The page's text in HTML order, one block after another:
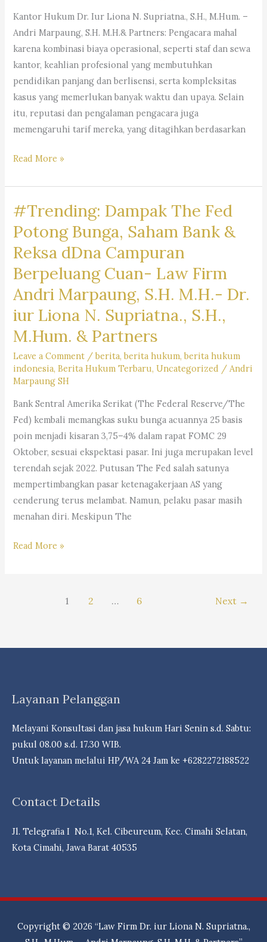
#saranjasahukum,
#mencaripengacara,
#lagibutuhjasapengacara,
Kantor Hukum Dr. Iur Liona N. Supriatna., S.H., M.Hum. –
Andri Marpaung, S.H. M.H.& Partners: Pengacara mahal
karena kombinasi biaya operasional, seperti staf dan sewa
kantor, keahlian profesional yang membutuhkan
pendidikan panjang dan berlisensi, serta kompleksitas
kasus yang memerlukan banyak waktu dan upaya. Selain
itu, reputasi dan pengalaman pengacara juga
memengaruhi tarif mereka, yang ditagihkan berdasarkan
Mengapa
Pengacara
Mahal
Kantor
Hukum
Dr.
Iur
Liona
N.
Supriatna.,
S.H.,
M.Hum.
–
Andri
Marpaung,
S.H.
M.H.&
Partners
Read More »
#Trending: Dampak The Fed
Potong Bunga, Saham Bank &
Reksa dDna Campuran
Berpeluang Cuan- Law Firm
Andri Marpaung, S.H. M.H.- Dr.
iur Liona N. Supriatna., S.H.,
M.Hum. & Partners
Leave a Comment /berita,berita hukum,berita hukum
indonesia,Berita Hukum Terbaru,Uncategorized / Andri
Marpaung SH
Bank Sentral Amerika Serikat (The Federal Reserve/The
Fed) kembali memangkas suku bunga acuannya 25 basis
poin menjadi kisaran 3,75–4% dalam rapat FOMC 29
Oktober, sesuai ekspektasi pasar. Ini juga merupakan level
terendah sejak 2022. Putusan The Fed salah satunya
mempertimbangkan pasar ketenagakerjaan AS yang
cenderung terus melambat. Namun, pelaku pasar masih
menahan diri. Meskipun The
#Trending:
dDna
Campuran
Berpeluang
Cuan- Law
Marpaung,
M.H.-
Dr.
N.
S.H.,
Read More »
1 2 … 6 Next →
Layanan Pelanggan
Melayani Konsultasi dan jasa hukum Hari Senin s.d. Sabtu:
pukul 08.00 s.d. 17.30 WIB.
Untuk layanan melalui HP/WA 24 Jam ke +6282272188522
Contact Details
Jl. Telegrafia I No.1, Kel. Cibeureum, Kec. Cimahi Selatan,
Kota Cimahi, Jawa Barat 40535
Copyright © 2026 “Law Firm Dr. iur Liona N. Supriatna.,